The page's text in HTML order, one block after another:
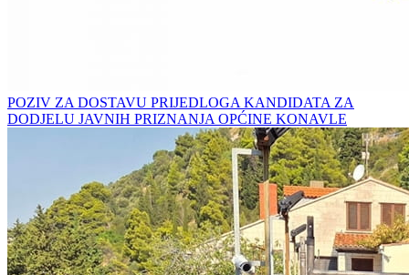
POZIV ZA DOSTAVU PRIJEDLOGA KANDIDATA ZA
DODJELU JAVNIH PRIZNANJA OPĆINE KONAVLE